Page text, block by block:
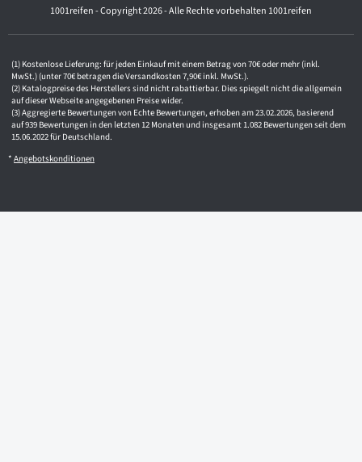
e
1001reifen - Copyright 2026 - Alle Rechte vorbehalten 1001reifen
Kostenlose Lieferung: für jeden Einkauf mit einem Betrag von 70€ oder mehr (inkl.
MwSt.) (unter 70€ betragen die Versandkosten 7,90€ inkl. MwSt.).
Katalogpreise des Herstellers sind nicht rabattierbar. Dies spiegelt nicht die allgemein
auf dieser Webseite angegebenen Preise wider.
Aggregierte Bewertungen von Echte Bewertungen, erhoben am 23.02.2026, basierend
auf 939 Bewertungen in den letzten 12 Monaten und insgesamt 1.082 Bewertungen seit dem
15.06.2022 für Deutschland.
* Angebotskonditionen